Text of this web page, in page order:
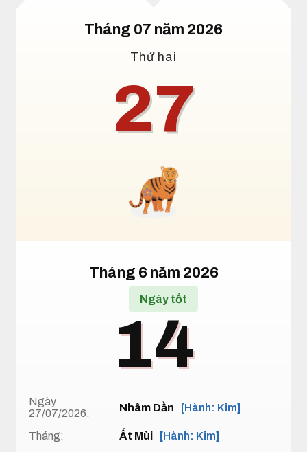
Tháng 07 năm 2026
Thứ hai
27
Tháng 6 năm 2026
Ngày tốt
14
Ngày
27/07/2026:
Nhâm Dần [Hành: Kim]
Tháng: Ất Mùi
[Hành: Kim]